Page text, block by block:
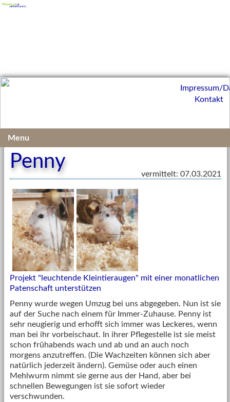
Vermittelte Kleintiere 2021
Penny
vermittelt: 07.03.2021
Projekt "leuchtende Kleintieraugen" mit einer monatlichen
Patenschaft unterstützen
Penny wurde wegen Umzug bei uns abgegeben. Nun ist sie
auf der Suche nach einem für Immer-Zuhause. Penny ist
sehr neugierig und erhofft sich immer was Leckeres, wenn
man bei ihr vorbeischaut. In ihrer Pflegestelle ist sie meist
schon frühabends wach und ab und an auch noch
morgens anzutreffen. (Die Wachzeiten können sich aber
natürlich jederzeit ändern). Gemüse oder auch einen
Mehlwurm nimmt sie gerne aus der Hand, aber bei
schnellen Bewegungen ist sie sofort wieder
verschwunden.
Impressum/
Kontakt
Menu